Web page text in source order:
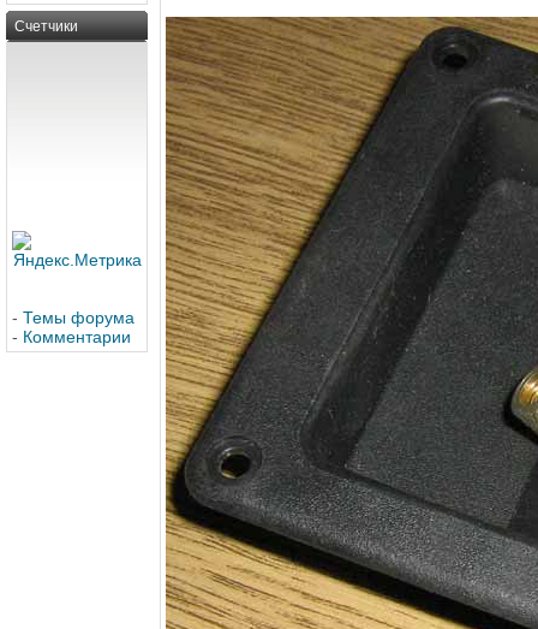
Счетчики
- Темы форума
- Комментарии